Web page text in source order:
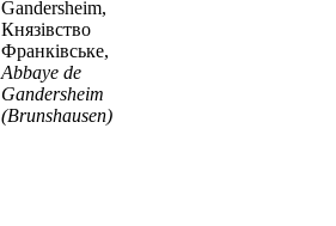
Gandersheim,
Князівство
Франківське,
Abbaye de
Gandersheim
(Brunshausen)